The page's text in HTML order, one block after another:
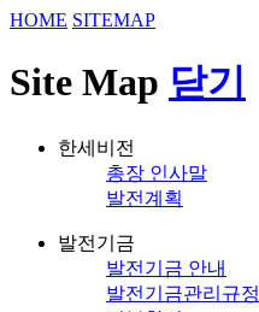
HOME SITEMAP
Site Map 닫기
한세비전
총장 인사말
발전계획
발전기금
발전기금 안내
발전기금관리규정